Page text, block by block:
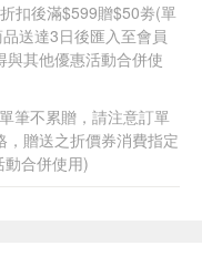
扣後滿$599贈$50劵(單
送達3日後匯入至會員
其他優惠活動合併使
筆不累贈，請注意訂單
贈送之折價券消費指定
合併使用)